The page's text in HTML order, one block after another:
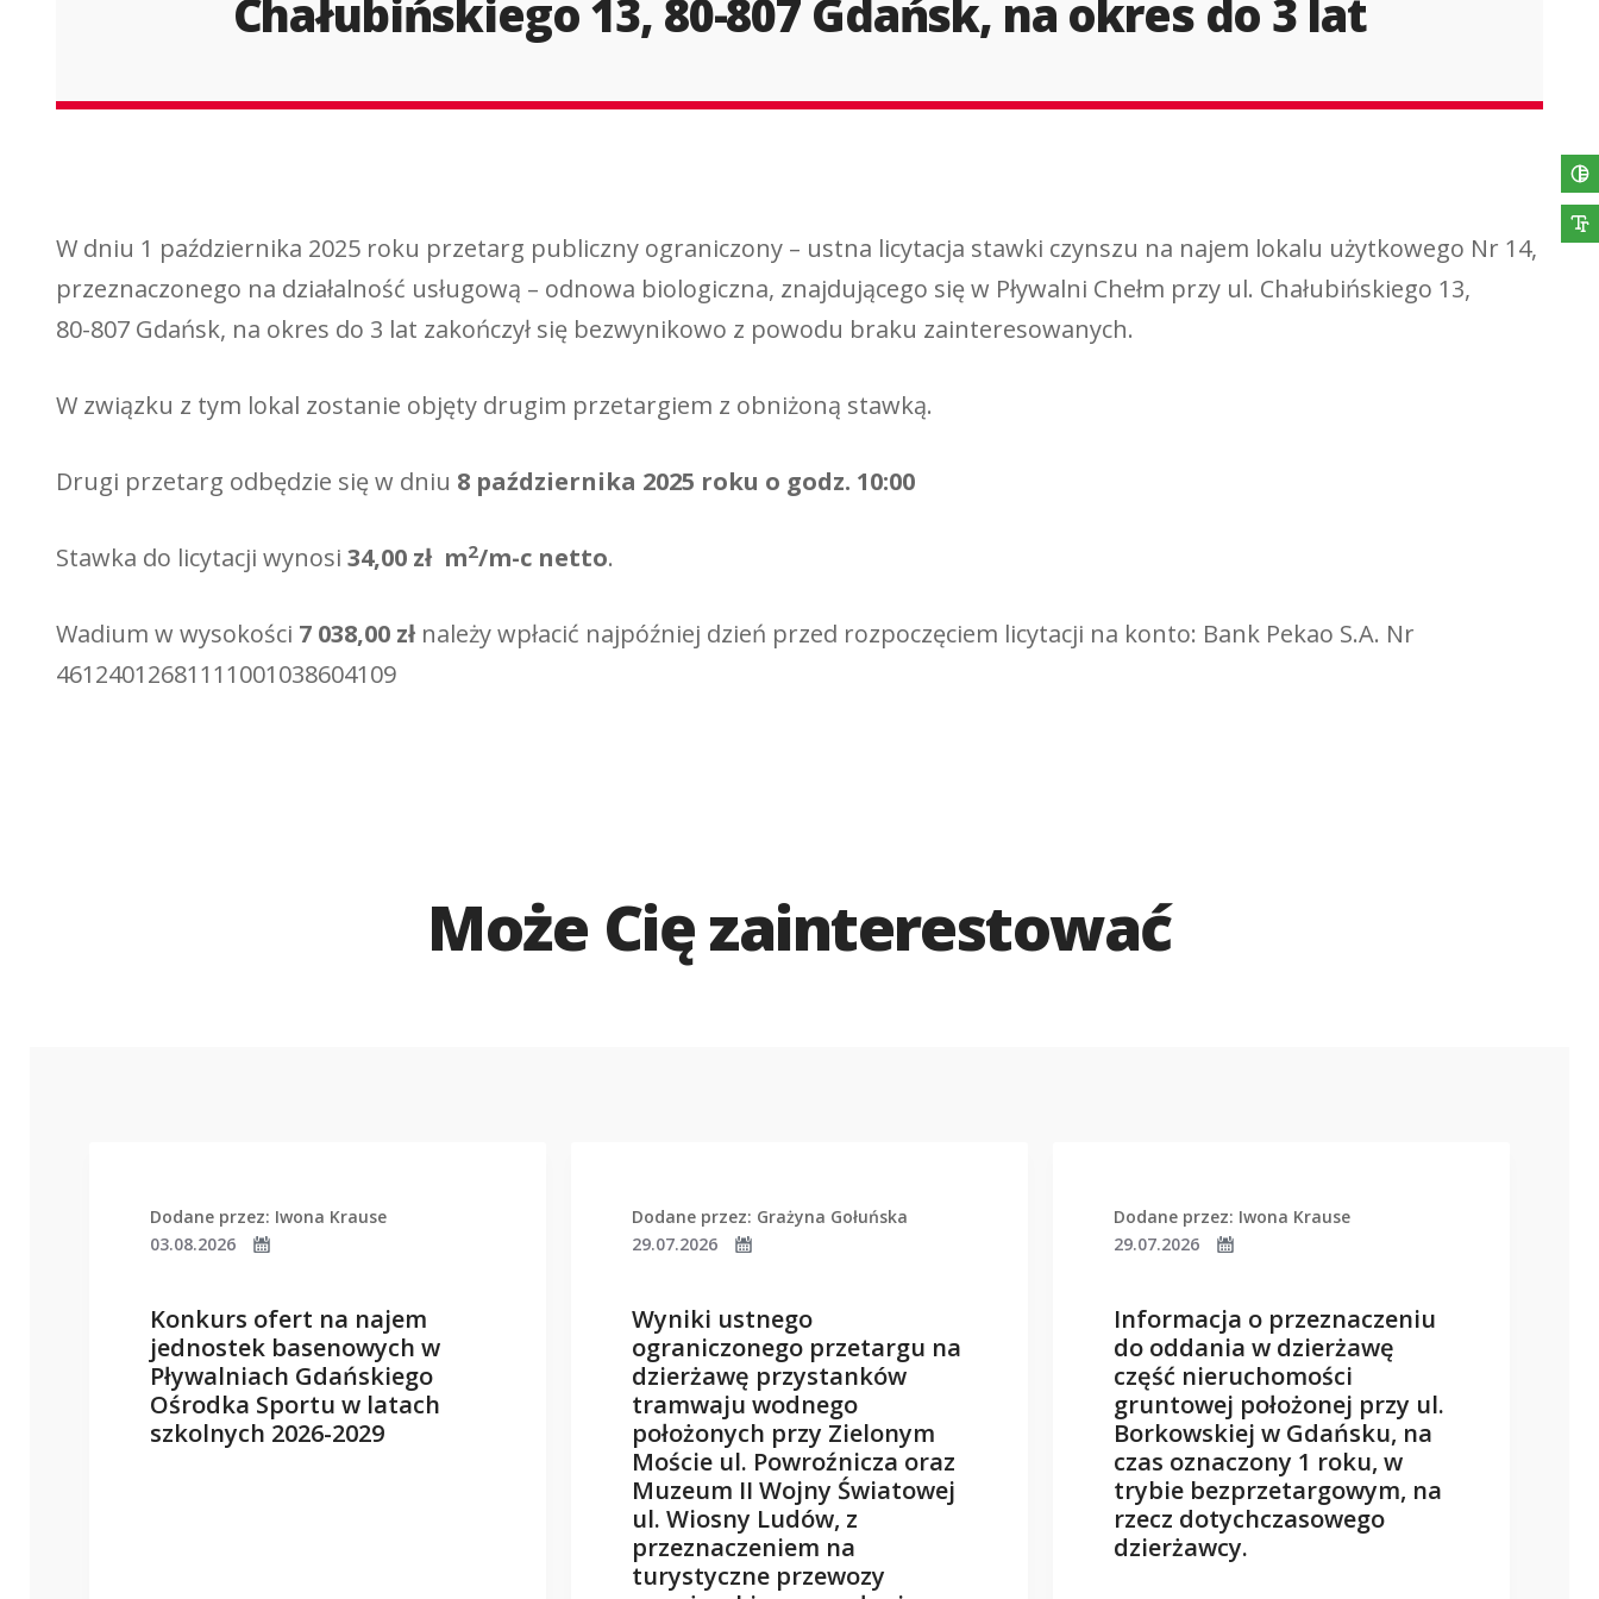
Rozstrzygnięte postępowania
Chałubińskiego 13, 80-807 Gdańsk, na okres do 3 lat
W dniu 1 października 2025 roku przetarg publiczny ograniczony – ustna licytacja stawki czynszu na najem lokalu użytkowego Nr 14,
przeznaczonego na działalność usługową – odnowa biologiczna, znajdującego się w Pływalni Chełm przy ul. Chałubińskiego 13,
80-807 Gdańsk, na okres do 3 lat zakończył się bezwynikowo z powodu braku zainteresowanych.
W związku z tym lokal zostanie objęty drugim przetargiem z obniżoną stawką.
Drugi przetarg odbędzie się w dniu 8 października 2025 roku o godz. 10:00
Stawka do licytacji wynosi 34,00 zł m2/m-c netto.
Wadium w wysokości 7 038,00 zł należy wpłacić najpóźniej dzień przed rozpoczęciem licytacji na konto: Bank Pekao S.A. Nr
46124012681111001038604109
Może Cię zainterestować
Dodane przez: Iwona Krause
03.08.2026
Konkurs ofert na najem
jednostek basenowych w
Pływalniach Gdańskiego
Ośrodka Sportu w latach
szkolnych 2026-2029
Dodane przez: Grażyna Gołuńska
29.07.2026
Wyniki ustnego
ograniczonego przetargu na
dzierżawę przystanków
tramwaju wodnego
położonych przy Zielonym
Moście ul. Powroźnicza oraz
Muzeum II Wojny Światowej
ul. Wiosny Ludów, z
przeznaczeniem na
turystyczne przewozy
Dodane przez: Iwona Krause
29.07.2026
Informacja o przeznaczeniu
do oddania w dzierżawę
część nieruchomości
gruntowej położonej przy ul.
Borkowskiej w Gdańsku, na
czas oznaczony 1 roku, w
trybie bezprzetargowym, na
rzecz dotychczasowego
dzierżawcy.